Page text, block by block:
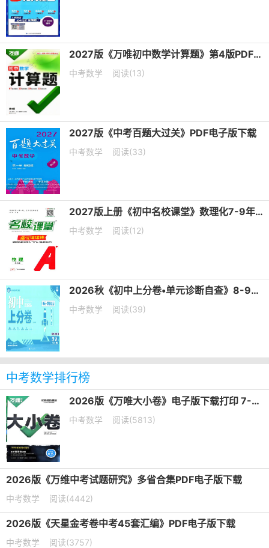
2027版《万唯初中数学计算题》第4版PDF电子版下载
中考数学 阅读(13)
2027版《中考百题大过关》PDF电子版下载
中考数学 阅读(33)
2027版上册《初中名校课堂》数理化7-9年级上册PDF电子版下载
中考数学 阅读(12)
2026秋《初中上分卷•单元诊断自查》8-9年级上册PDF电子版下载
中考数学 阅读(39)
中考数学排行榜
2026版《万唯大小卷》电子版下载打印 7-9年级
中考数学 阅读(5813)
2026版《万维中考试题研究》多省合集PDF电子版下载
中考数学 阅读(4442)
2026版《天星金考卷中考45套汇编》PDF电子版下载
中考数学 阅读(3757)